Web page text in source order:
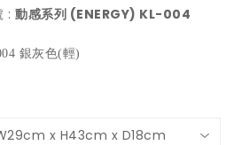
: 動感系列 (ENERGY) KL-004
銀灰色(輕)
x H43cm x D18cm